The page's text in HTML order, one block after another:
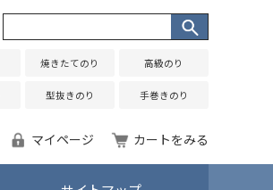
焼きたてのり 高級のり
型抜きのり 手巻きのり
マイページ カートをみる